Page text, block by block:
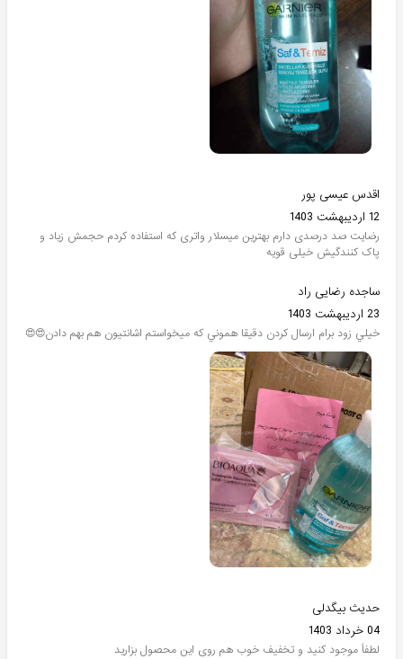
اقدس عیسی پور
12 اردیبهشت 1403
رضایت صد درصدی دارم بهترین میسلار واتری که استفاده کردم حجمش زیاد و
پاک کنندگیش خیلی قویه
ساجده رضایی راد
23 اردیبهشت 1403
خيلي زود برام ارسال كردن دقيقا هموني كه ميخواستم اشانتيون هم بهم دادن😍😍
حدیث بیگدلی
04 خرداد 1403
لطفاً موجود کنید و تخفیف خوب هم روی این محصول بزارید